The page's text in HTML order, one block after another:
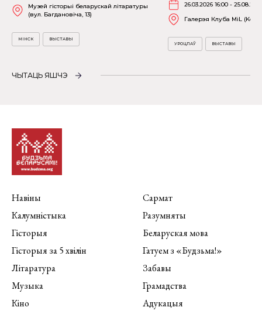
Музей гісторыі беларускай літаратуры
(вул. Багдановіча, 13)
МІНСК ВЫСТАВЫ
26.03.2026 16:00 -
Галерэя Клуба MiL
УРОЦЛАЎ ВЫСТАВЫ
ЧЫТАЦЬ ЯШЧЭ
Навіны
Калумністыка
Гісторыя
Гісторыя за 5 хвілін
Літаратура
Музыка
Кіно
Сармат
Разумняты
Беларуская мова
Гатуем з «Будзьма!»
Забавы
Грамадства
Адукацыя